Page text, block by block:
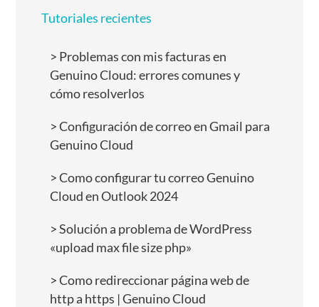
Tutoriales recientes
Problemas con mis facturas en
Genuino Cloud: errores comunes y
cómo resolverlos
Configuración de correo en Gmail para
Genuino Cloud
Como configurar tu correo Genuino
Cloud en Outlook 2024
Solución a problema de WordPress
«upload max file size php»
Como redireccionar página web de
http a https | Genuino Cloud